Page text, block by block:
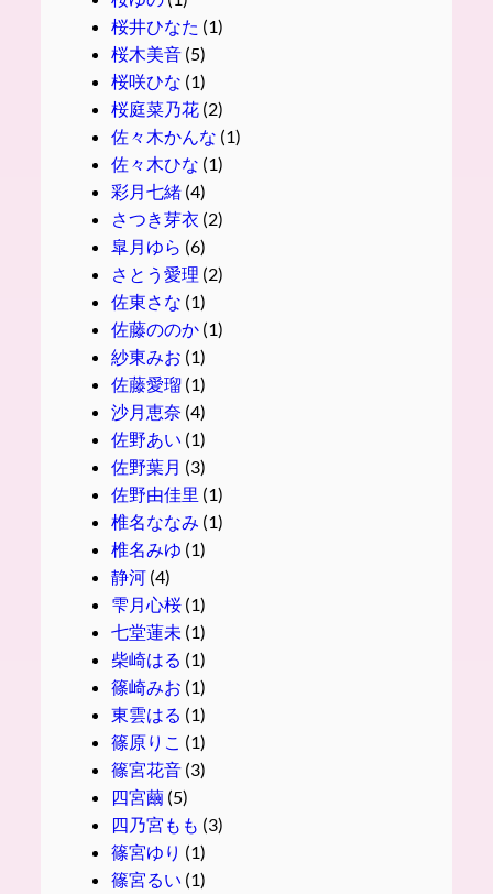
桜井ひなた (1)
桜木美音(5)
桜咲ひな (1)
桜庭菜乃花(2)
佐々木かんな (1)
佐々木ひな (1)
彩月七緒(4)
さつき芽衣 (2)
皐月ゆら (6)
さとう愛理 (2)
佐東さな (1)
佐藤ののか(1)
紗東みお (1)
佐藤愛瑠(1)
沙月恵奈 (4)
佐野あい (1)
佐野葉月 (3)
佐野由佳里 (1)
椎名ななみ (1)
椎名みゆ (1)
静河(4)
雫月心桜(1)
七堂蓮未 (1)
柴崎はる (1)
篠崎みお (1)
東雲はる (1)
篠原りこ (1)
篠宮花音(3)
四宮繭(5)
四乃宮もも (3)
篠宮ゆり (1)
篠宮るい (1)